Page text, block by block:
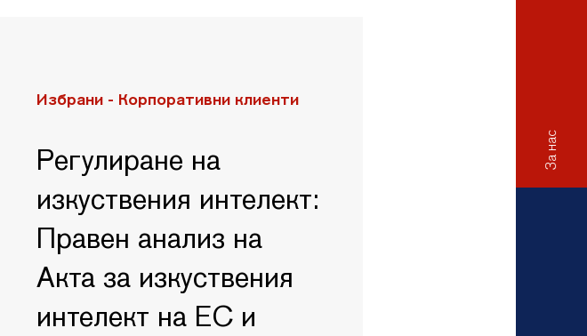
За нас
Избрани - Корпоративни клиенти
Регулиране на
изкуствения интелект:
Правен анализ на
Акта за изкуствения
интелект на ЕС и